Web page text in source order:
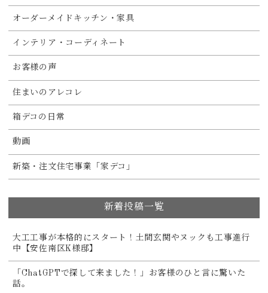
オーダーメイドキッチン・家具
インテリア・コーディネート
お客様の声
住まいのアレコレ
箱デコの日常
動画
新築・注文住宅事業「家デコ」
新着投稿一覧
大工工事が本格的にスタート！土間玄関やヌックも工事進行
中【安佐南区K様邸】
「ChatGPTで探して来ました！」お客様のひと言に驚いた
話。